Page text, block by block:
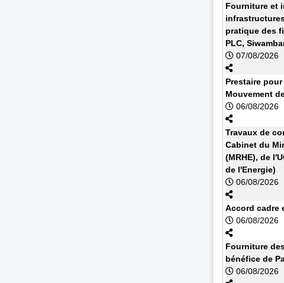
Fourniture et
pratique des
PLC,
07/08/2026
Prestaire
Mouvement
06/08/2026
Travaux de
Cabinet du
(MRHE), de
de l'Energie)
06/08/2026
Accord cadre
06/08/2026
Fourniture
bénéfice de
06/08/2026